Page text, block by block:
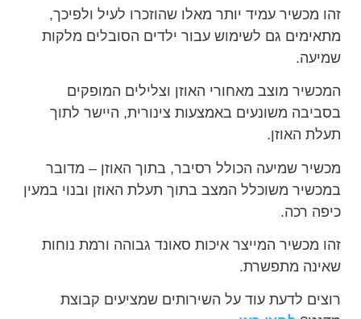
זהו מכשיר עמיד יותר מאלו שהוזכרו לעיל ולפיכך,
מתאימים גם לשימוש עבור ילדים הסובלים מלקות
שמיעה.
המכשיר מוצב מאחורי האוזן וצלילים המופקים
בסביבה משונעים באמצעות צינורית, היישר לתוך
תעלת האוזן.
מכשיר שמיעה הכולל רסיבר, בתוך האוזן – מדובר
במכשיר משוכלל המצב בתוך תעלת האוזן ובנוי במעין
כיפה רכה.
זהו מכשיר המייצר איכות סאונד גבוהה ורמת נוחות
שאינה מתפשרת.
רוצים לדעת עוד על השירותים שמציעים קבוצת